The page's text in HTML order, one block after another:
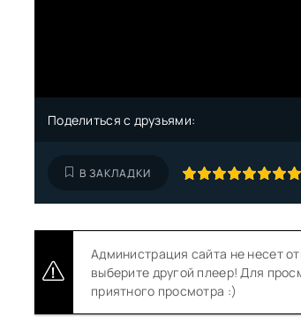
Поделиться с друзьями:
В ЗАКЛАДКИ
Администрация сайта не несет
выберите другой плеер! Для
приятного просмотра :)